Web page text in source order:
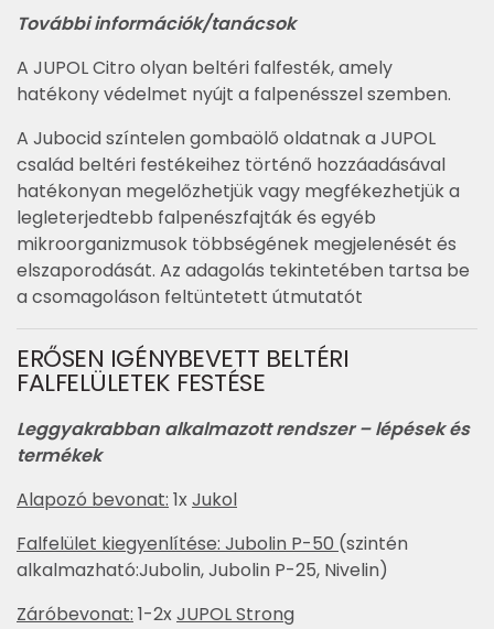
További információk/tanácsok
A JUPOL Citro olyan beltéri falfesték, amely
hatékony védelmet nyújt a falpenésszel szemben.
A Jubocid színtelen gombaölő oldatnak a JUPOL
család beltéri festékeihez történő hozzáadásával
hatékonyan megelőzhetjük vagy megfékezhetjük a
legleterjedtebb falpenészfajták és egyéb
mikroorganizmusok többségének megjelenését és
elszaporodását. Az adagolás tekintetében tartsa be
a csomagoláson feltüntetett útmutatót
ERŐSEN IGÉNYBEVETT BELTÉRI
FALFELÜLETEK FESTÉSE
Leggyakrabban alkalmazott rendszer – lépések és
termékek
Alapozó bevonat: 1xJukol
Falfelület kiegyenlítése: Jubolin P-50 (szintén
alkalmazható:Jubolin, Jubolin P-25, Nivelin)
Záróbevonat: 1-2xJUPOL Strong